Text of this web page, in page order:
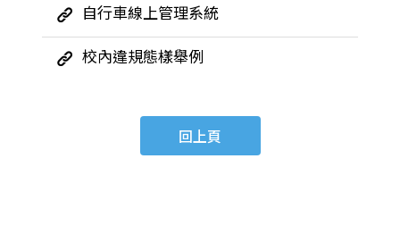
自行車線上管理系統
校內違規態樣舉例
回上頁